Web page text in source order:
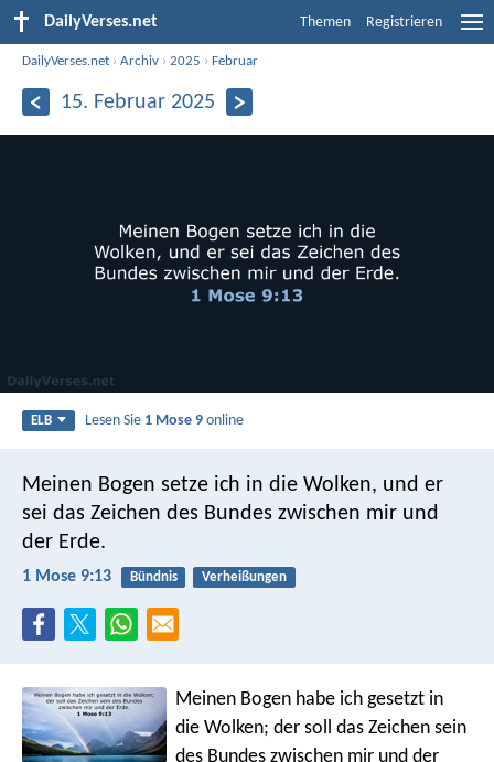
DailyVerses.net Themen Registrieren
DailyVerses.net ›Archiv ›2025 ›Februar
15. Februar 2025
ELB Lesen Sie 1 Mose 9 online
Meinen Bogen setze ich in die Wolken, und er
sei das Zeichen des Bundes zwischen mir und
der Erde.
1 Mose 9:13 Bündnis Verheißungen
Meinen Bogen habe ich gesetzt in
die Wolken; der soll das Zeichen sein
des Bundes zwischen mir und der